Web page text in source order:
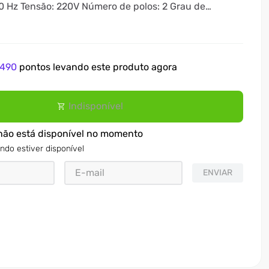
2 Grau de
de
IC411 - TFVE Conteúdo da
(cm) Altura: 31,9Largura: 37,2Comprimento:
45,1Peso: 66 Kg Tempo de garantia: 12 meses
pontos levando este produto agora
Indisponível
está disponível no momento
estiver disponível
ENVIAR